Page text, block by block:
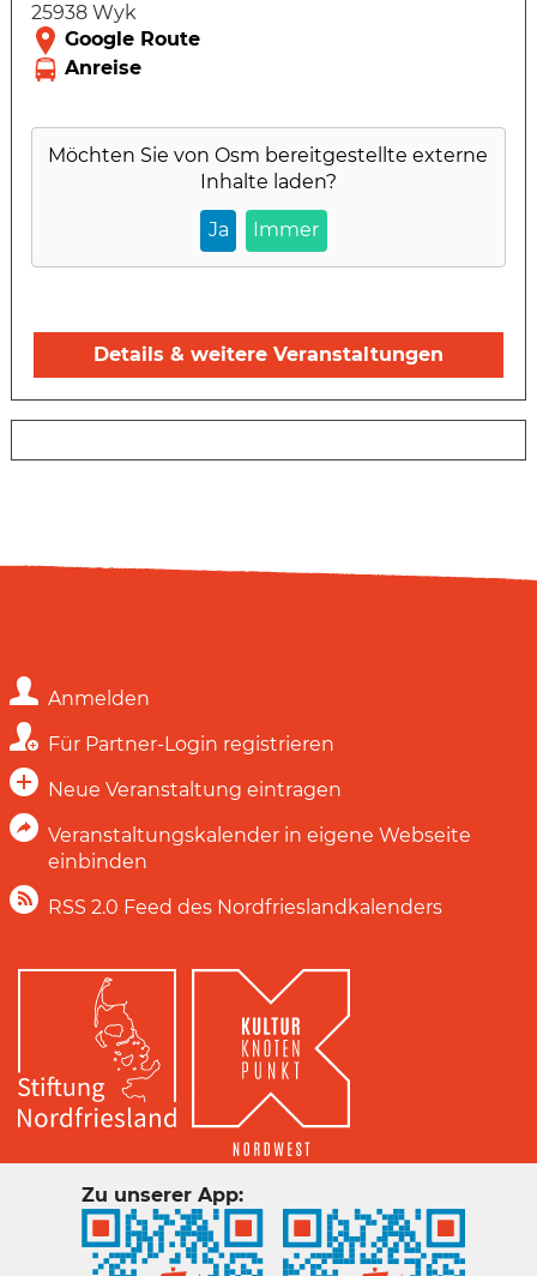
25938 Wyk
Möchten Sie vonOsm bereitgestellte externe
Inhalte laden?
Ja Immer
Details & weitere Veranstaltungen
Anmelden
Für Partner-Login registrieren
Neue Veranstaltung eintragen
Veranstaltungskalender in eigene Webseite
einbinden
RSS 2.0 Feed des Nordfrieslandkalenders
Zu unserer App: